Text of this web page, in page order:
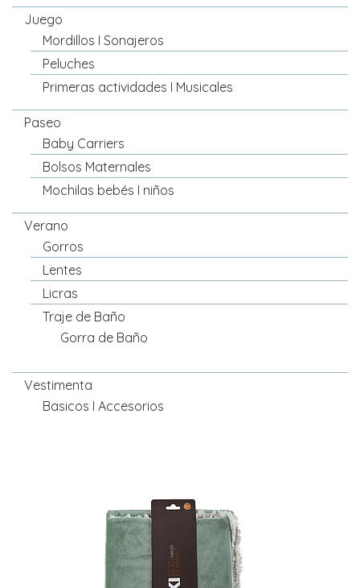
Juego
Mordillos I Sonajeros
Peluches
Primeras actividades I Musicales
Paseo
Baby Carriers
Bolsos Maternales
Mochilas bebés I niños
Verano
Gorros
Lentes
Licras
Traje de Baño
Gorra de Baño
Vestimenta
Basicos I Accesorios